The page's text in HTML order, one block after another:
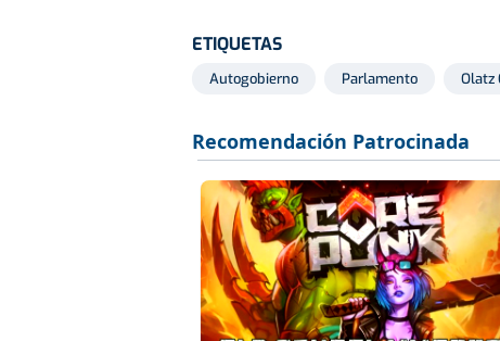
ETIQUETAS
Autogobierno Parlamento Olatz